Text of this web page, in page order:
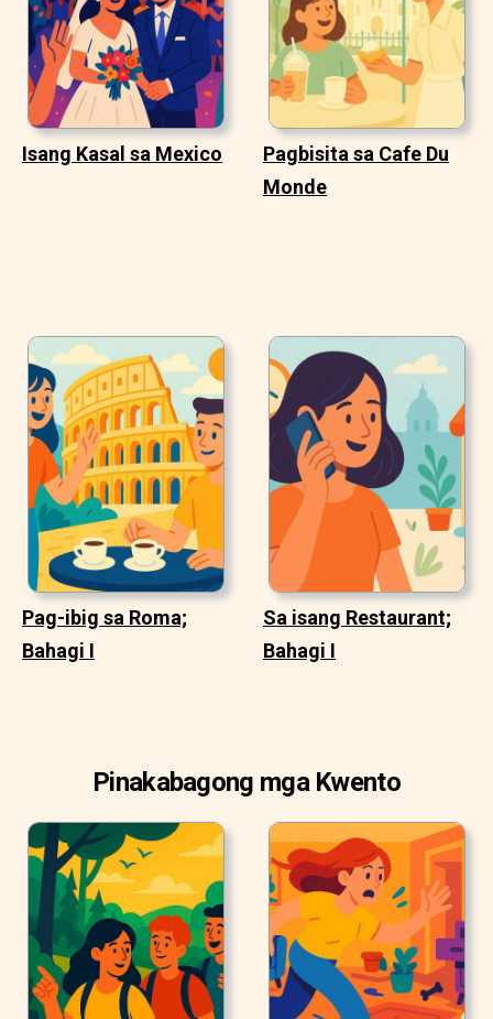
Isang Kasal sa Mexico
Pagbisita sa Cafe Du
Monde
Pag-ibig sa Roma;
Bahagi I
Sa isang Restaurant;
Bahagi I
Pinakabagong mga Kwento